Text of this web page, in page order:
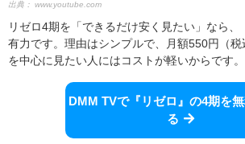
出典： www.youtube.com
リゼロ4期を「できるだけ安く見たい」なら、
有力です。理由はシンプルで、月額550円（税
を中心に見たい人にはコストが軽いからです。
DMM TVで『リゼロ』の4期を
る